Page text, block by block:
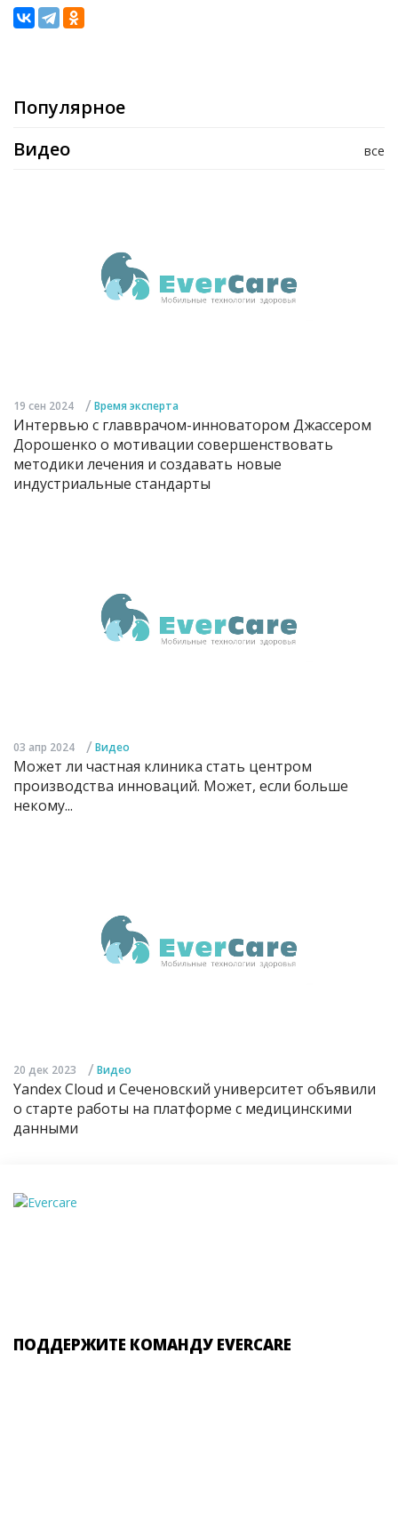
Популярное
все
Видео
19 сен 2024 / Время эксперта
Интервью с главврачом-инноватором Джассером
Дорошенко о мотивации совершенствовать
методики лечения и создавать новые
индустриальные стандарты
03 апр 2024 / Видео
Может ли частная клиника стать центром
производства инноваций. Может, если больше
некому...
20 дек 2023 / Видео
Yandex Cloud и Сеченовский университет объявили
о старте работы на платформе с медицинскими
данными
ПОДДЕРЖИТЕ КОМАНДУ EVERCARE